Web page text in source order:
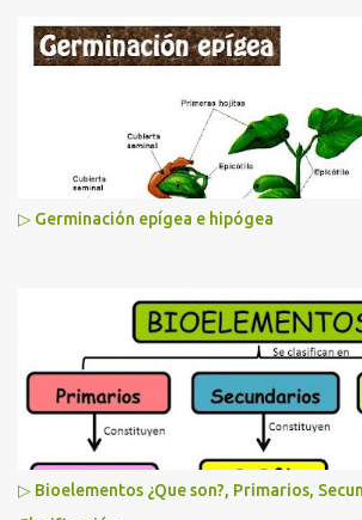
▷ Germinación epígea e hipógea
▷ Bioelementos ¿Que son?, Primarios,